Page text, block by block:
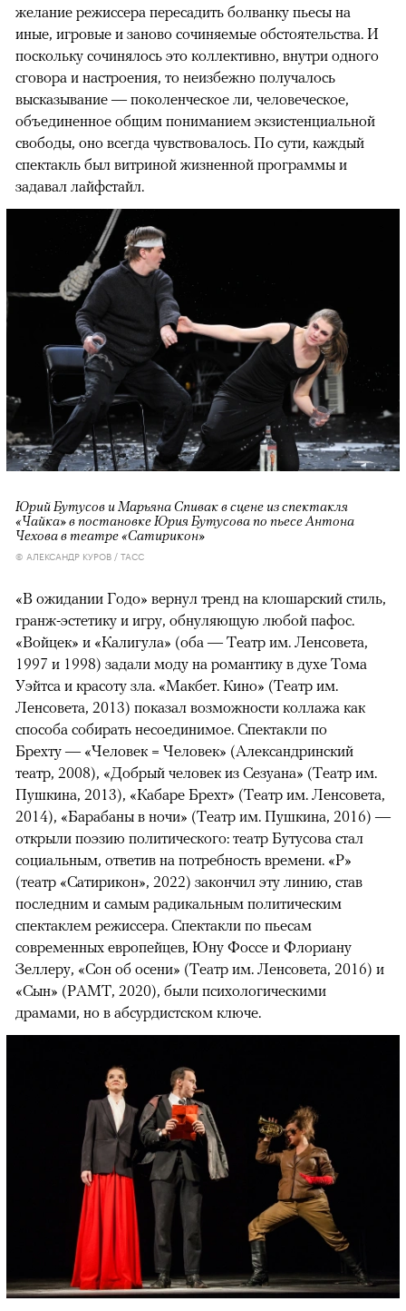
желание режиссера пересадить болванку пьесы на
иные, игровые и заново сочиняемые обстоятельства. И
поскольку сочинялось это коллективно, внутри одного
сговора и настроения, то неизбежно получалось
высказывание — поколенческое ли, человеческое,
объединенное общим пониманием экзистенциальной
свободы, оно всегда чувствовалось. По сути, каждый
спектакль был витриной жизненной программы и
задавал лайфстайл.
Юрий Бутусов и Марьяна Спивак в сцене из спектакля
«Чайка» в постановке Юрия Бутусова по пьесе Антона
Чехова в театре «Сатирикон»
© АЛЕКСАНДР КУРОВ / ТАСС
«В ожидании Годо» вернул тренд на клошарский стиль,
гранж-эстетику и игру, обнуляющую любой пафос.
«Войцек» и «Калигула» (оба — Театр им. Ленсовета,
1997 и 1998) задали моду на романтику в духе Тома
Уэйтса и красоту зла. «Макбет. Кино» (Театр им.
Ленсовета, 2013) показал возможности коллажа как
способа собирать несоединимое. Спектакли по
Брехту — «Человек = Человек» (Александринский
театр, 2008), «Добрый человек из Сезуана» (Театр им.
Пушкина, 2013), «Кабаре Брехт» (Театр им. Ленсовета,
2014), «Барабаны в ночи» (Театр им. Пушкина, 2016) —
открыли поэзию политического: театр Бутусова стал
социальным, ответив на потребность времени. «Р»
(театр «Сатирикон», 2022) закончил эту линию, став
последним и самым радикальным политическим
спектаклем режиссера. Спектакли по пьесам
современных европейцев, Юну Фоссе и Флориану
Зеллеру, «Сон об осени» (Театр им. Ленсовета, 2016) и
«Сын» (РАМТ, 2020), были психологическими
драмами, но в абсурдистском ключе.